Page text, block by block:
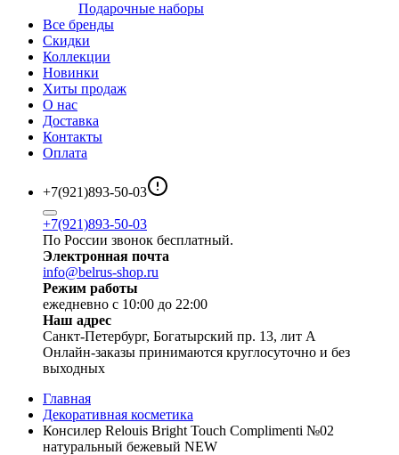
Подарочные наборы
Все бренды
Скидки
Коллекции
Новинки
Хиты продаж
О нас
Доставка
Контакты
Оплата
+7(921)893-50-03
+7(921)893-50-03
По России звонок бесплатный.
Электронная почта
info@belrus-shop.ru
Режим работы
ежедневно с 10:00 до 22:00
Наш адрес
Санкт-Петербург, Богатырский пр. 13, лит А
Онлайн-заказы принимаются круглосуточно и без
выходных
Главная
Декоративная косметика
Консилер Relouis Bright Touch Complimenti №02
натуральный бежевый NEW